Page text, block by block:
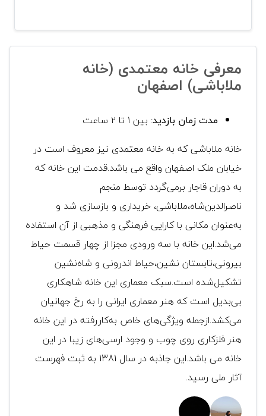
معرفی خانه معتمدی (خانه
ملاباشی) اصفهان
مدت زمان بازدید: بین ۱ تا ۲ ساعت
خانه ملاباشی که به خانه معتمدی نیز معروف است در
خیابان ملک اصفهان واقع می باشد.قدمت این خانه که
به دوران قاجار برمی‌گردد توسط منجم
ناصرالدین‌شاه،ملاباشی، خریداری و بازسازی شد و
به‌عنوان مکانی با کارایی فرهنگی و مذهبی از آن استفاده
می‌شد.این خانه با سه ورودی مجزا از چهار قسمت حیاط
بیرونی،تابستان نشین،حیاط اندرونی و شاه‌نشین
تشکیل‌شده است.سبک معماری این خانه شاهکاری
بی‌بدیل است که هنر معماری ایرانی را به رخ جهانیان
می‌کشد.ازجمله ویژگی‌های خاص به‌کاررفته در این خانه
هنر فلزکاری روی چوب و وجود ارسی‌های زیبا در این
خانه می باشد.این جاذبه در سال 1381 به ثبت فهرست
آثار ملی رسید.